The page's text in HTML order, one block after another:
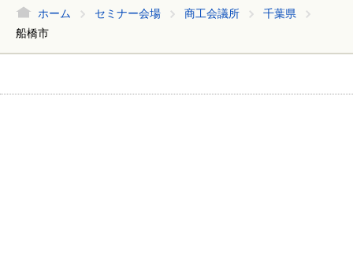
ホーム セミナー会場 商工会議所
千葉県
船橋市